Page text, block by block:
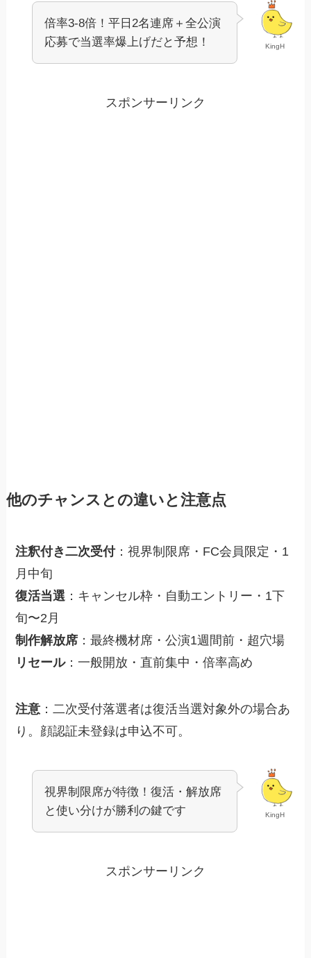
KingH
倍率3-8倍！平日2名連席＋全公演
応募で当選率爆上げだと予想！
スポンサーリンク
他のチャンスとの違いと注意点
注釈付き二次受付：視界制限席・FC会員限定・1
月中旬
復活当選 ：キャンセル枠・自動エントリー・1下
旬〜2月
制作解放席 ：最終機材席・公演1週間前・超穴場
リセール：一般開放・直前集中・倍率高め
注意 ：二次受付落選者は復活当選対象外の場合あ
り。顔認証未登録は申込不可。
KingH
視界制限席が特徴！復活・解放席
と使い分けが勝利の鍵です
スポンサーリンク